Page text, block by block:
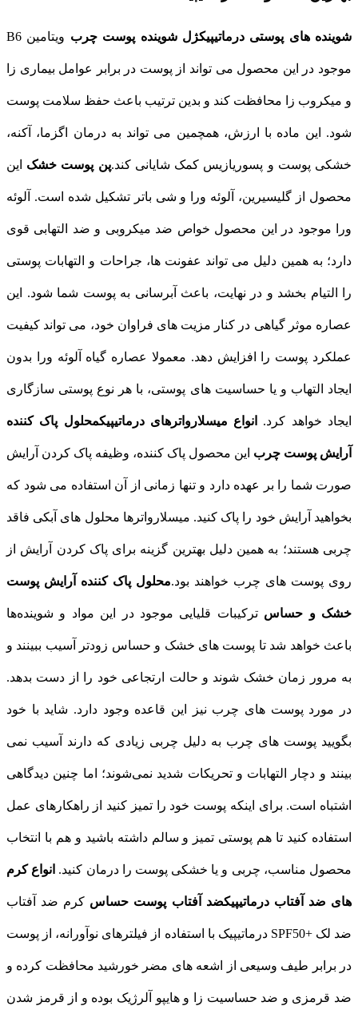
شوینده های پوستی درماتیپیکژل شوینده پوست چرب ویتامین B6
موجود در این محصول می‌ تواند از پوست در برابر عوامل بیماری‌ زا
و میکروب‌ زا محافظت کند و بدین ترتیب باعث حفظ سلامت پوست
شود. این ماده با ارزش، همچمین می‌ تواند به درمان اگزما، آکنه،
خشکی پوست و پسوریازیس کمک شایانی کند‌.پن پوست خشک این
محصول از گلیسیرین، آلوئه ورا و شی باتر تشکیل شده است. آلوئه‌
ورا موجود در این محصول خواص ضد میکروبی و ضد التهابی قوی
دارد؛ به همین دلیل می‌ تواند عفونت‌ ها، جراحات و التهابات پوستی
را التیام بخشد و در نهایت، باعث آبرسانی به پوست شما شود. این
عصاره موثر گیاهی در کنار مزیت‌ های فراوان خود، می‌ تواند کیفیت
عملکرد پوست را افزایش دهد. معمولا عصاره گیاه آلوئه‌ ورا بدون
ایجاد التهاب و یا حساسیت‌ های پوستی، با هر نوع پوستی سازگاری
ایجاد خواهد کرد. انواع میسلارواترهای درماتیپیکمحلول پاک کننده
آرایش پوست چرب این محصول پاک کننده، وظیفه پاک کردن آرایش
صورت شما را بر عهده دارد و تنها زمانی از آن استفاده می‌ شود که
بخواهید آرایش خود را پاک کنید. میسلارواترها محلول‌ های آبکی فاقد
چربی هستند؛ به همین دلیل بهترین گزینه برای پاک کردن آرایش از
روی پوست های چرب خواهند بود.محلول پاک کننده آرایش پوست
خشک و حساس ترکیبات قلیایی موجود در این مواد و شوینده‌ها
باعث خواهد شد تا پوست‌ های خشک و حساس زودتر آسیب ببینند و
به مرور زمان خشک شوند و حالت ارتجاعی خود را از دست بدهد.
در مورد پوست‌ های چرب نیز این قاعده وجود دارد. شاید با خود
بگویید پوست‌ های چرب به دلیل چربی زیادی که دارند آسیب نمی‌
بینند و دچار التهابات و تحریکات شدید نمی‌شوند؛ اما چنین دیدگاهی
اشتباه است. برای اینکه پوست خود را تمیز کنید از راهکارهای عمل
استفاده کنید تا هم پوستی تمیز و سالم داشته باشید و هم با انتخاب
محصول مناسب، چربی و یا خشکی پوست را درمان کنید. انواع کرم
های ضد آفتاب درماتیپیکضد آفتاب پوست حساس کرم ضد آفتاب
ضد لک +SPF50 درماتیپیک با استفاده از فیلترهای نوآورانه، از پوست
در برابر طیف وسیعی از اشعه‌ های مضر خورشید محافظت کرده و
ضد قرمزی و ضد حساسیت‌ زا و هایپو آلرژیک بوده و از قرمز شدن